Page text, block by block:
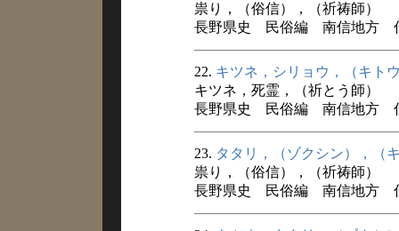
祟り，（俗信），（祈祷師）
長野県史 民俗編 南信地方
22. キツネ，シリョウ，（キト
キツネ，死霊，（祈とう師）
長野県史 民俗編 南信地方
23. タタリ，（ゾクシン），（
祟り，（俗信），（祈祷師）
長野県史 民俗編 南信地方